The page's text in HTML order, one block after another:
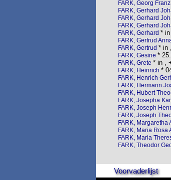
FARK, Georg
FARK, Gerhard
FARK, Gerhard
FARK, Gerhard
FARK, Gerhard *
FARK, Gertrud
FARK, Gertrud * in
FARK, Gesine *
FARK, Grete * in ,
FARK, Heinrich *
FARK, Henrich
FARK, Hermann
FARK, Hubert
FARK, Josepha
FARK, Joseph
FARK, Joseph
FARK, Margaretha
FARK, Maria Rosa
FARK, Maria
FARK, Theodor
Voorvaderlijst